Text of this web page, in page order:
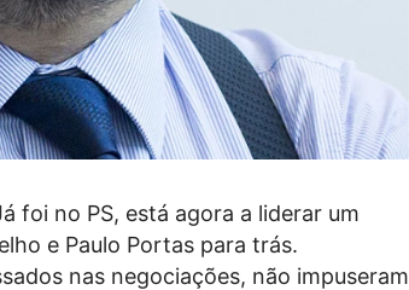
foi no PS, está agora a liderar um
e Paulo Portas para trás.
nas negociações, não impuseram